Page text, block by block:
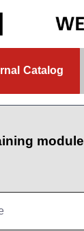
Catalog
module